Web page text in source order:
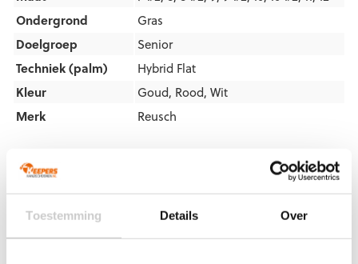
Toestemming Details Over
Artikelnummers
Let op!Houd rekening met 1-2 werkdagen extra levertijd
Ondergrond
Gras
Doelgroep
Senior
Techniek (palm)
Hybrid Flat
Kleur
Goud, Rood, Wit
Merk
Reusch